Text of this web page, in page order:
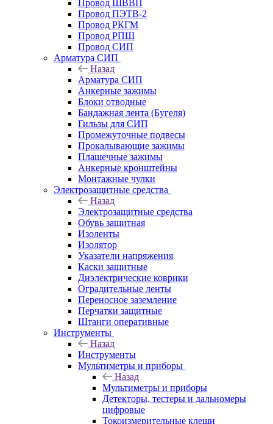
Провод ШВВП
Провод ПЭТВ-2
Провод РКГМ
Провод РПШ
Провод СИП
Арматура СИП
Назад
Арматура СИП
Анкерные зажимы
Блоки отводные
Бандажная лента (Бугеля)
Гильзы для СИП
Промежуточные подвесы
Прокалывающие зажимы
Плашечные зажимы
Анкерные кронштейны
Монтажные чулки
Электрозащитные средства
Назад
Электрозащитные средства
Обувь защитная
Изоленты
Изолятор
Указатели напряжения
Каски защитные
Диэлектрические коврики
Оградительные ленты
Переносное заземление
Перчатки защитные
Штанги оперативные
Инструменты
Назад
Инструменты
Мультиметры и приборы
Назад
Мультиметры и приборы
Детекторы, тестеры и дальномеры
цифровые
Токоизмерительные клещи